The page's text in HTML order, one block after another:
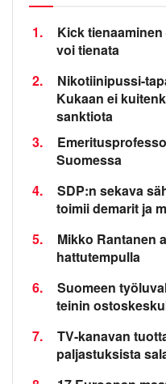
1.
Kick
voi tienata
2.
Nikotiinipussi-
Kukaan ei
sanktiota
3.
Suomessa
4.
SDP:n sekava
toimii demarit ja
5.
Mikko Rantanen
hattutempulla
6.
Suomeen
teinin
7.
TV-kanavan
paljastuksista